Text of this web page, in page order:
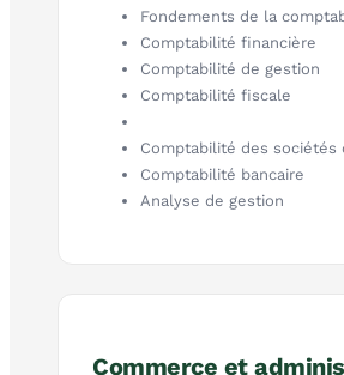
Fondements de la
Comptabilité financière
Comptabilité de gestion
Comptabilité fiscale
Comptabilité des sociétés
Comptabilité bancaire
Analyse de gestion
Commerce et